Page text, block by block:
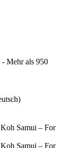
- Mehr als 950